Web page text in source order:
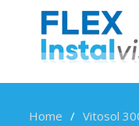
Home
Vitosol